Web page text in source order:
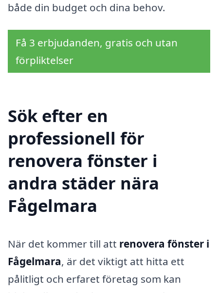
både din budget och dina behov.
Få 3 erbjudanden, gratis och utan
förpliktelser
Sök efter en
professionell för
renovera fönster i
andra städer nära
Fågelmara
När det kommer till att renovera fönster i
Fågelmara, är det viktigt att hitta ett
pålitligt och erfaret företag som kan